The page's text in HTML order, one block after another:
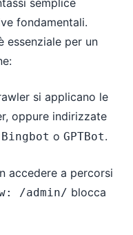
semplice
fondamentali.
essenziale per un
si applicano le
oppure indirizzate
Bingbot o GPTBot.
accedere a percorsi
/admin/ blocca